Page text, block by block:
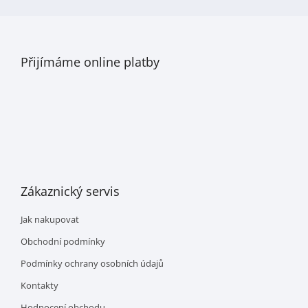
Přijímáme online platby
Zákaznický servis
Jak nakupovat
Obchodní podmínky
Podmínky ochrany osobních údajů
Kontakty